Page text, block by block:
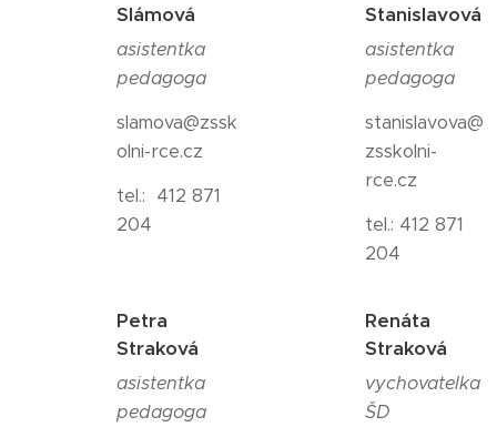
Slámová
asistentka
pedagoga
slamova@zssk
olni-rce.cz
tel.: 412 871
204
Stanislavová
asistentka
pedagoga
stanislavova@
zsskolni-
rce.cz
tel.: 412 871
204
Petra
Straková
asistentka
pedagoga
Renáta
Straková
vychovatelka
ŠD